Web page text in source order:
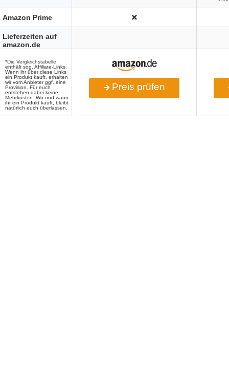
Preis prüfen
Amazon Prime
Lieferzeiten auf
amazon.de
*Die Vergleichstabelle
enthält sog. Affiliate-Links.
Wenn ihr über diese Links
ein Produkt kauft, erhalten
wir vom Anbieter ggf. eine
Provision. Für euch
entstehen dabei keine
Mehrkosten. Wo und wann
ihr ein Produkt kauft, bleibt
natürlich euch überlassen.